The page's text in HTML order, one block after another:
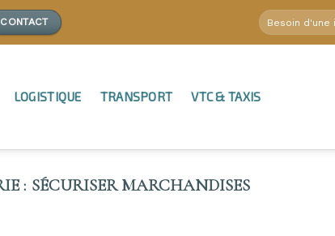
CONTACT
LOGISTIQUE TRANSPORT VTC & TAXIS
SÉCURISER MARCHANDISES